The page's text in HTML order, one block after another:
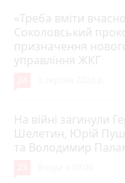
«Треба вміти
Соколовський
призначення
управління ЖКГ
На війні загинули
Шелетин, Юрій
та Володимир